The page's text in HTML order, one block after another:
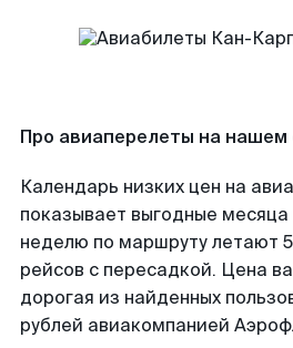
Про авиаперелеты на нашем
Календарь низких цен на
показывает выгодные
неделю по маршруту летают
рейсов с пересадкой. Цена
дорогая из найденных
рублей авиакомпанией